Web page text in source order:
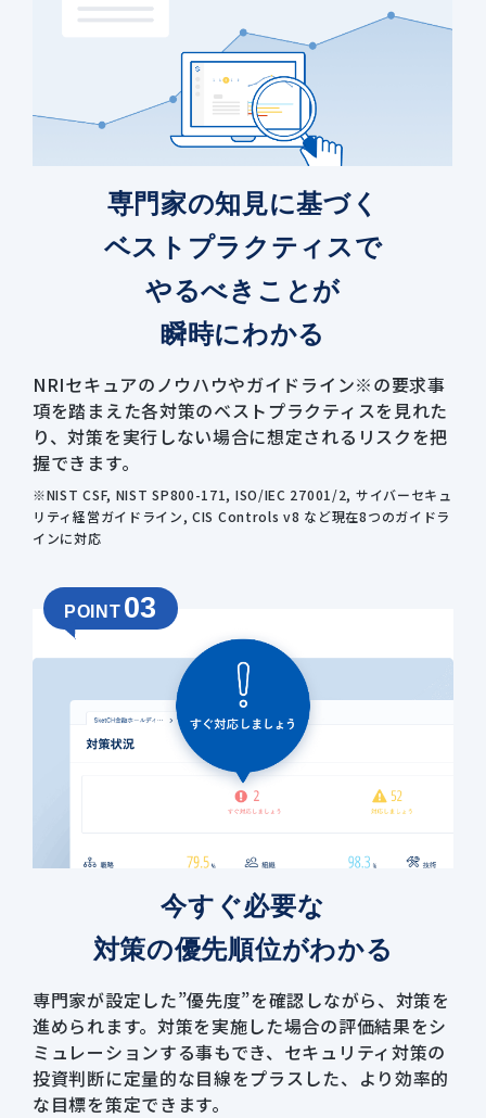
専門家の知見に基づく
ベストプラクティスで
やるべきことが
瞬時にわかる
NRIセキュアのノウハウやガイドライン※の要求事
項を踏まえた各対策のベストプラクティスを見れた
り、対策を実行しない場合に想定されるリスクを把
握できます。
※NIST CSF, NIST SP800-171, ISO/IEC 27001/2, サイバーセキュ
リティ経営ガイドライン, CIS Controls v8 など現在8つのガイドラ
インに対応
POINT 03
今すぐ必要な
対策の優先順位がわかる
専門家が設定した”優先度”を確認しながら、対策を
進められます。対策を実施した場合の評価結果をシ
ミュレーションする事もでき、セキュリティ対策の
投資判断に定量的な目線をプラスした、より効率的
な目標を策定できます。